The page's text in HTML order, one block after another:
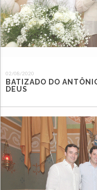
02/08/2020
BATIZADO DO
DEUS